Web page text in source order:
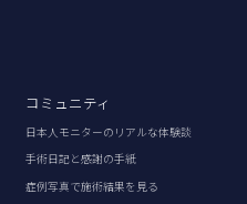
コミュニティ
日本人モニターのリアルな体験談
手術日記と感謝の手紙
症例写真で施術結果を見る